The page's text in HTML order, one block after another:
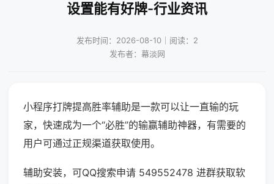
设置能有好牌-行业资讯
发布时间：2026-08-10｜阅读：2
发布者：幕淡网
小程序打牌提高胜率辅助是一款可以让一直输的玩
家，快速成为一个“必胜”的输赢辅助神器，有需要的
用户可通过正规渠道获取使用。
辅助安装，可QQ搜索申请 549552478 进群获取软